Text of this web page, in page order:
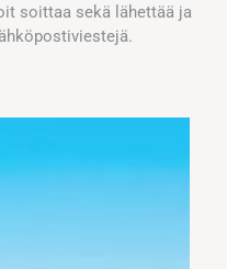
soittaa sekä lähettää ja